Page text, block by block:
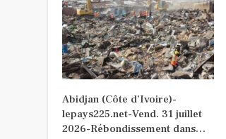
Abidjan (Côte d’Ivoire)-
lepays225.net-Vend. 31 juillet
2026-Rébondissement dans…